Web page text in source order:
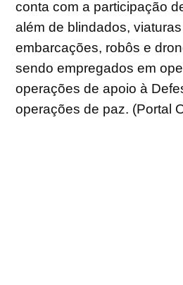
conta com a participação
além de blindados,
embarcações, robôs e
sendo empregados em
operações de apoio à
operações de paz. (Portal